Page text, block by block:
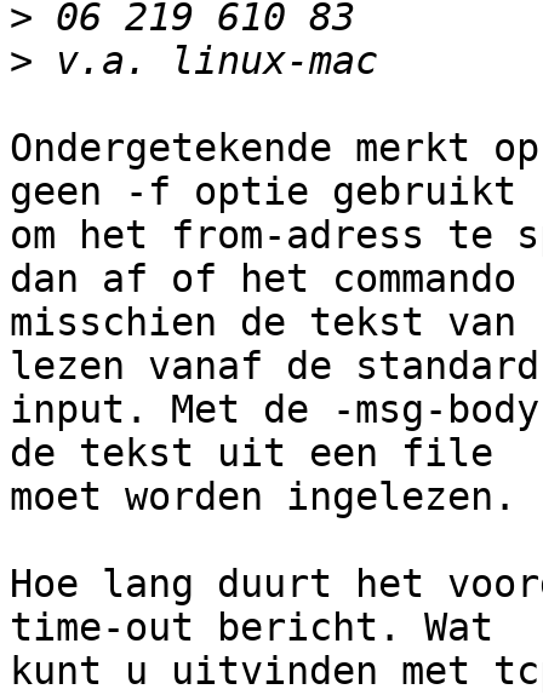
>
>
Ondergetekende merkt
geen -f optie gebruikt
om het from-adress te
dan af of het commando
misschien de tekst
lezen vanaf de standard
input. Met de -msg-
de tekst uit een file
moet worden ingelezen.
Hoe lang duurt het
time-out bericht. Wat
kunt u uitvinden met